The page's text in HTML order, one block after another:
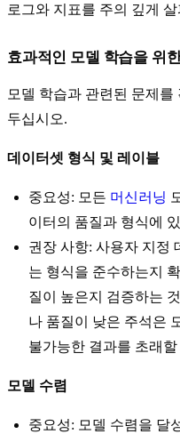
로그와 지표를 주의 깊게
효과적인 모델 학습을 위
모델 학습과 관련된 문제를
두십시오.
데이터셋 형식 및 레이블
중요성: 모든 머신러닝
이터의 품질과 형식에
권장 사항: 사용자 지정
는 형식을 준수하는지
질이 높은지 검증하는
나 품질이 낮은 주석은
불가능한 결과를 초래
모델 수렴
중요성: 모델 수렴을 달